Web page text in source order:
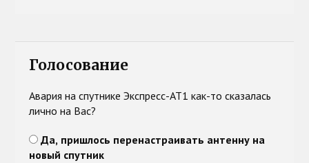
Голосование
Авария на спутнике Экспресс-АТ1 как-то сказалась
лично на Вас?
Да, пришлось перенастраивать антенну на
новый спутник